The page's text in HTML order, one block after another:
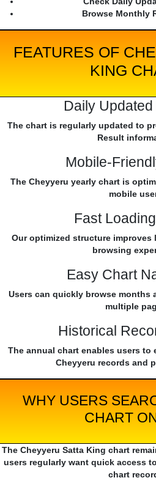
Browse Monthly
FEATURES OF
KING
Daily
The chart is regularly updated to
Result
Mobile-
The Cheyyeru yearly chart is
mobile
Fast
Our optimized structure improves
browsing
Easy Chart
Users can quickly browse months
multiple
Historical
The annual chart enables users
Cheyyeru records and
WHY USERS
CHART
The Cheyyeru Satta King chart
users regularly want quick access
chart